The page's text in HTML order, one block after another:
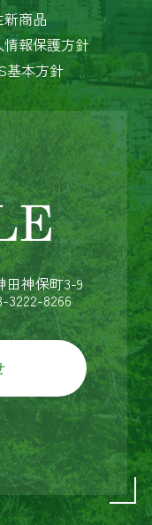
新商品
情報保護方針
基本方針
田神保町3-9
3222-8266